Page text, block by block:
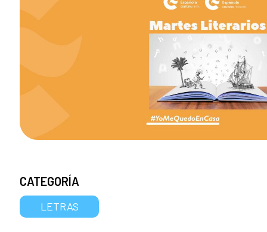
CATEGORÍA
LETRAS